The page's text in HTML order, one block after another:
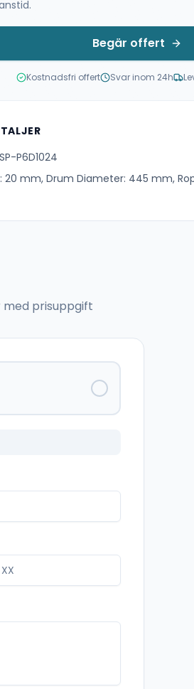
Begär offert
Kostnadsfri offert Svar inom 24h
P6D1024
20 mm, Drum Diameter: 445 mm,
prisuppgift